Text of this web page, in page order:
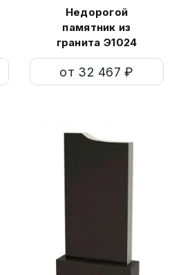
Недорогой
памятник из
гранита Э1024
от 32 467 ₽